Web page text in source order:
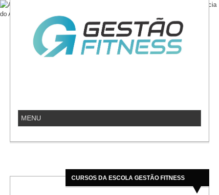
CURSOS DA ESCOLA GESTÃO FITNESS